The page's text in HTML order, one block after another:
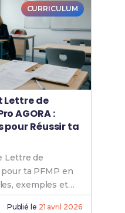
CURRICULUM
Lettre de
AGORA :
pour Réussir ta
Lettre de
ta PFMP en
exemples et
ton stage.
Publié le 21 avril 2026